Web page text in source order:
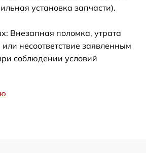
установка запчасти).
Внезапная поломка, утрата
или несоответствие заявленным
соблюдении условий